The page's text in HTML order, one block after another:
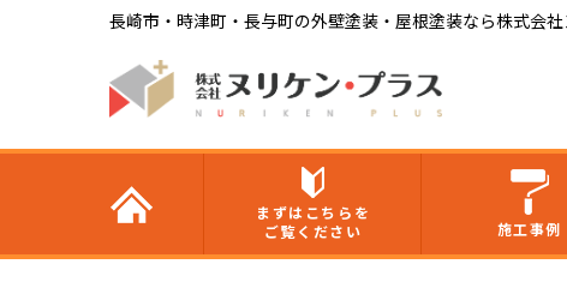
長崎市・時津町・長与町の外壁塗装・屋根塗装なら株式会
まずはこちらを
ご覧ください
施工事例